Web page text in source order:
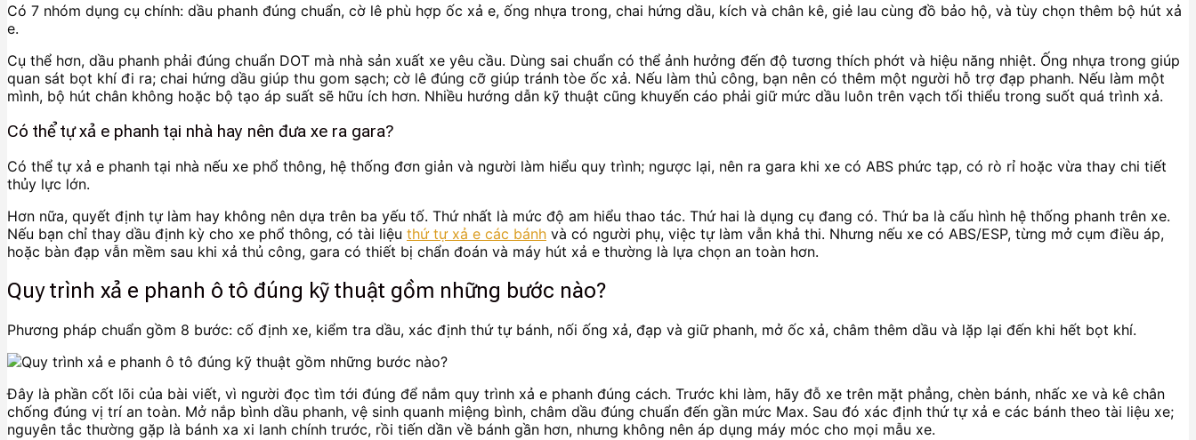
Có 7 nhóm dụng cụ chính: dầu phanh đúng chuẩn, cờ lê phù hợp ốc xả e, ống nhựa trong, chai hứng dầu, kích và chân kê, giẻ lau cùng đồ bảo hộ, và tùy chọn thêm bộ hút xả
e.
Cụ thể hơn, dầu phanh phải đúng chuẩn DOT mà nhà sản xuất xe yêu cầu. Dùng sai chuẩn có thể ảnh hưởng đến độ tương thích phớt và hiệu năng nhiệt. Ống nhựa trong giúp
quan sát bọt khí đi ra; chai hứng dầu giúp thu gom sạch; cờ lê đúng cỡ giúp tránh tòe ốc xả. Nếu làm thủ công, bạn nên có thêm một người hỗ trợ đạp phanh. Nếu làm một
mình, bộ hút chân không hoặc bộ tạo áp suất sẽ hữu ích hơn. Nhiều hướng dẫn kỹ thuật cũng khuyến cáo phải giữ mức dầu luôn trên vạch tối thiểu trong suốt quá trình xả.
Có thể tự xả e phanh tại nhà hay nên đưa xe ra gara?
Có thể tự xả e phanh tại nhà nếu xe phổ thông, hệ thống đơn giản và người làm hiểu quy trình; ngược lại, nên ra gara khi xe có ABS phức tạp, có rò rỉ hoặc vừa thay chi tiết
thủy lực lớn.
Hơn nữa, quyết định tự làm hay không nên dựa trên ba yếu tố. Thứ nhất là mức độ am hiểu thao tác. Thứ hai là dụng cụ đang có. Thứ ba là cấu hình hệ thống phanh trên xe.
Nếu bạn chỉ thay dầu định kỳ cho xe phổ thông, có tài liệu thứ tự xả e các bánh và có người phụ, việc tự làm vẫn khả thi. Nhưng nếu xe có ABS/ESP, từng mở cụm điều áp,
hoặc bàn đạp vẫn mềm sau khi xả thủ công, gara có thiết bị chẩn đoán và máy hút xả e thường là lựa chọn an toàn hơn.
Quy trình xả e phanh ô tô đúng kỹ thuật gồm những bước nào?
Phương pháp chuẩn gồm 8 bước: cố định xe, kiểm tra dầu, xác định thứ tự bánh, nối ống xả, đạp và giữ phanh, mở ốc xả, châm thêm dầu và lặp lại đến khi hết bọt khí.
Đây là phần cốt lõi của bài viết, vì người đọc tìm tới đúng để nắm quy trình xả e phanh đúng cách. Trước khi làm, hãy đỗ xe trên mặt phẳng, chèn bánh, nhấc xe và kê chân
chống đúng vị trí an toàn. Mở nắp bình dầu phanh, vệ sinh quanh miệng bình, châm dầu đúng chuẩn đến gần mức Max. Sau đó xác định thứ tự xả e các bánh theo tài liệu xe;
nguyên tắc thường gặp là bánh xa xi lanh chính trước, rồi tiến dần về bánh gần hơn, nhưng không nên áp dụng máy móc cho mọi mẫu xe.